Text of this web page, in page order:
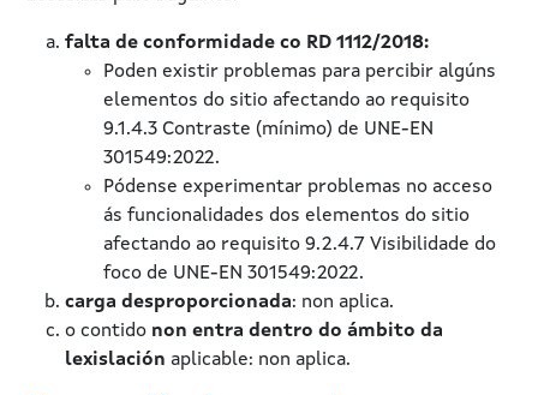
falta de conformidade co RD 1112/2018:
Poden existir problemas para percibir algúns
elementos do sitio afectando ao requisito
9.1.4.3 Contraste (mínimo) de UNE-EN
301549:2022.
Pódense experimentar problemas no acceso
ás funcionalidades dos elementos do sitio
afectando ao requisito 9.2.4.7 Visibilidade do
foco de UNE-EN 301549:2022.
carga desproporcionada: non aplica.
o contido non entra dentro do ámbito da
lexislación aplicable: non aplica.